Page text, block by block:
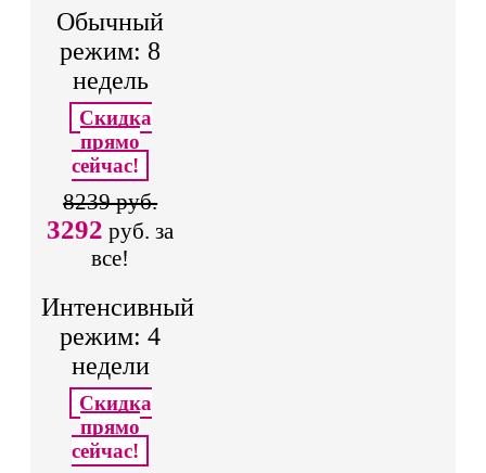
Обычный
режим: 8
недель
Скидка
прямо
сейчас!
8239 руб.
3292 руб. за
все!
Интенсивный
режим: 4
недели
Скидка
прямо
сейчас!